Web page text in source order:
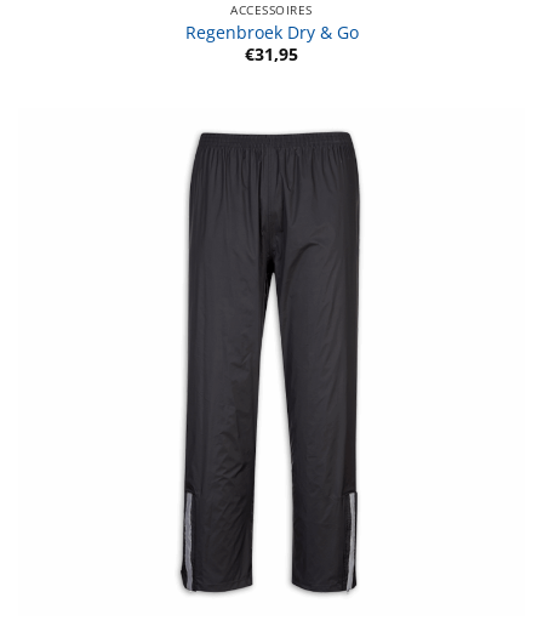
ACCESSOIRES
Regenbroek Dry & Go
€31,95